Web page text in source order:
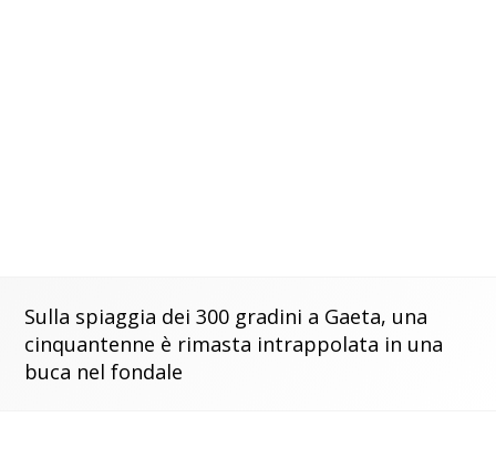
Sulla spiaggia dei 300 gradini a Gaeta, una
cinquantenne è rimasta intrappolata in una
buca nel fondale